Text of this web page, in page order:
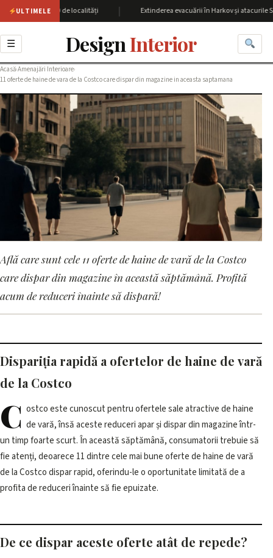
ULTIMELE
cu peste 60 de localități | Extinderea evacuării în Harkov și atacurile SBU
☰ DesignInterior
Acasă›Amenajări Interioare›
11 oferte de haine de vara de la Costco care dispar din magazine in aceasta saptamana
AMENAJĂRI INTERIOARE
11 oferte de haine de vara de la
Costco care dispar din
magazine in aceasta
saptamana
13 iunie 2026, 08:01 · 3 min citire
Află care sunt cele 11 oferte de haine de vară de la Costco
care dispar din magazine în această săptămână. Profită
acum de reduceri înainte să dispară!
Dispariția rapidă a ofertelor de haine de vară
de la Costco
C ostco este cunoscut pentru ofertele sale atractive de haine
de vară, însă aceste reduceri apar și dispar din magazine într-
un timp foarte scurt. În această săptămână, consumatorii trebuie să
fie atenți, deoarece 11 dintre cele mai bune oferte de haine de vară
de la Costco dispar rapid, oferindu-le o oportunitate limitată de a
profita de reduceri înainte să fie epuizate.
De ce dispar aceste oferte atât de repede?